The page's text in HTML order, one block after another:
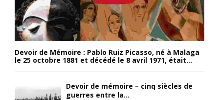
Devoir de Mémoire : Pablo Ruiz Picasso, né à Malaga
le 25 octobre 1881 et décédé le 8 avril 1971, était...
Devoir de mémoire – cinq siècles de
guerres entre la...